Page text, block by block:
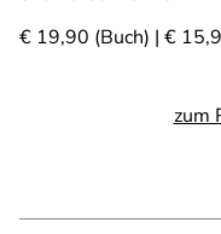
€ 19,90 (Buch) | €
zum